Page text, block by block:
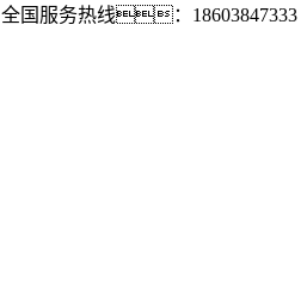
全国服务热线：18603847333